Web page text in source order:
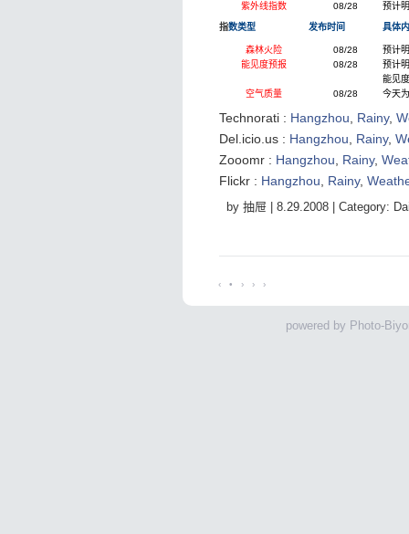
紫外线指数
08/28 预计
指数类型 发布时间 具体
森林火险 08/28
预计
能见度预报
08/28
预计
能见
空气质量
08/28 今天
Technorati : Hangzhou Rainy,
Del.icio.us : Hangzhou Rainy,
Zooomr : Hangzhou Rainy,
Flickr : Hangzhou Rainy,
by 抽屉 | 8.29.2008 | Category:
‹ • › › ›
powered by Photo-